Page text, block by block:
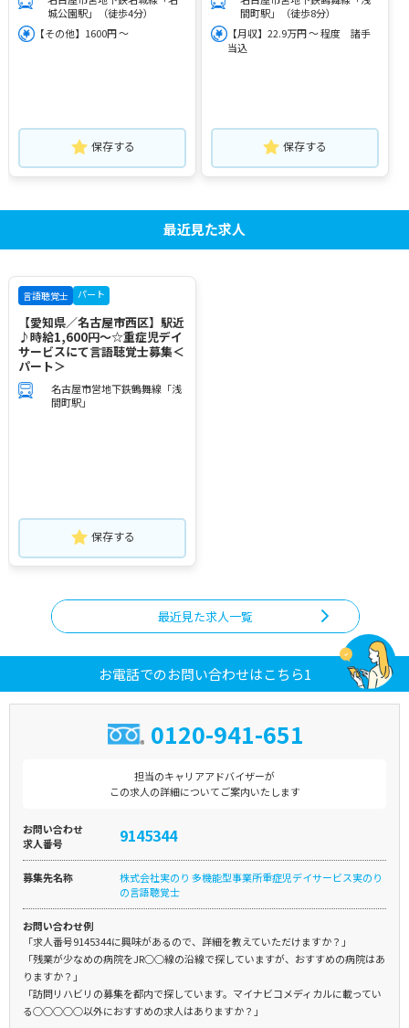
城公園駅」（徒歩4分）
【その他】1600円 ～
保存する
間町駅」（徒歩8分）
【月収】22.9万円 ～ 程度 諸手
当込
保存する
最近見た求人
言語聴覚士 パート
【愛知県／名古屋市西区】駅近
♪時給1,600円～☆重症児デイ
サービスにて言語聴覚士募集＜
パート＞
名古屋市営地下鉄鶴舞線「浅
間町駅」
保存する
最近見た求人一覧
お電話でのお問い合わせはこちら1
0120-941-651
担当のキャリアアドバイザーが
この求人の詳細についてご案内いたします
お問い合わせ
求人番号
9145344
募集先名称
株式会社実のり 多機能型事業所重症児デイサービス実のり
の言語聴覚士
お問い合わせ例
「求人番号9145344に興味があるので、詳細を教えていただけますか？」
「残業が少なめの病院をJR○○線の沿線で探していますが、おすすめの病院はあ
りますか？」
「訪問リハビリの募集を都内で探しています。マイナビコメディカルに載ってい
る○○○○○以外におすすめの求人はありますか？」